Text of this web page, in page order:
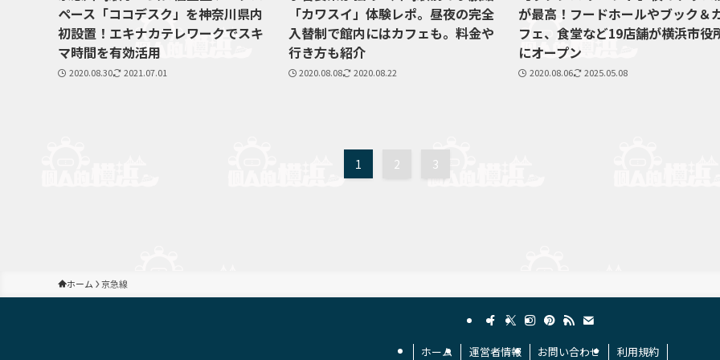
ペース「ココデスク」を神奈川県内
初設置！エキナカテレワークでスキ
マ時間を有効活用
2020.08.30 2021.07.01
「カワスイ」体験レポ。昼夜の完全
入替制で館内にはカフェも。料金や
行き方も紹介
2020.08.08 2020.08.22
が最高！フードホールやブック＆
フェ、食堂など19店舗が横浜市役
にオープン
2020.08.06 2025.05.08
1 2 3
ホーム 京急線
ホーム 運営者情報 お問い合わせ 利用規約